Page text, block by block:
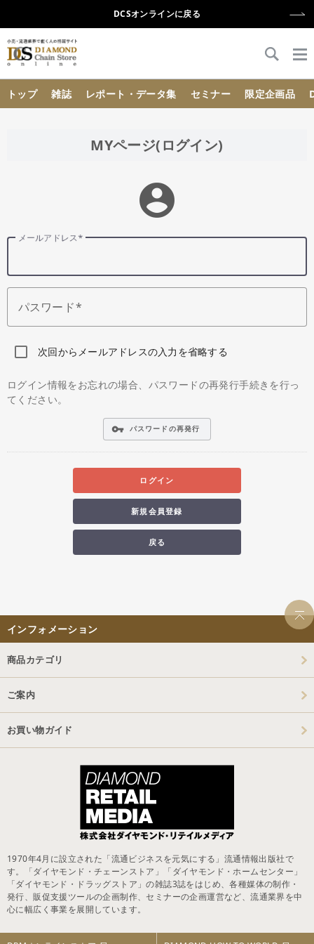
DCSオンラインに戻る
トップ 雑誌 レポート・データ集 セミナー 限定企画品
MYページ(ログイン)
account_circle
メールアドレス
パスワード
次回からメールアドレスの入力を省略する
ログイン情報をお忘れの場合、パスワードの再発行手続きを行っ
てください。
vpn_key パスワードの再発行
ログイン
新規会員登録
戻る
インフォメーション
商品カテゴリ
ご案内
お買い物ガイド
1970年4月に設立された「流通ビジネスを元気にする」流通情報出版社で
す。「ダイヤモンド・チェーンストア」「ダイヤモンド・ホームセンター」
「ダイヤモンド・ドラッグストア」の雑誌3誌をはじめ、各種媒体の制作・
発行、販促支援ツールの企画制作、セミナーの企画運営など、流通業界を中
心に幅広く事業を展開しています。